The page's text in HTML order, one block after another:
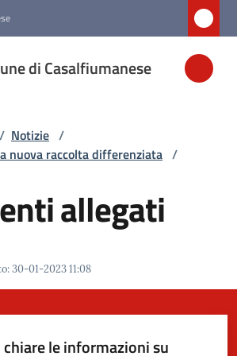
di Casalfiumanese
/ Notizie /
nuova raccolta differenziata /
allegati
:30-01-2023 11:08
le informazioni su